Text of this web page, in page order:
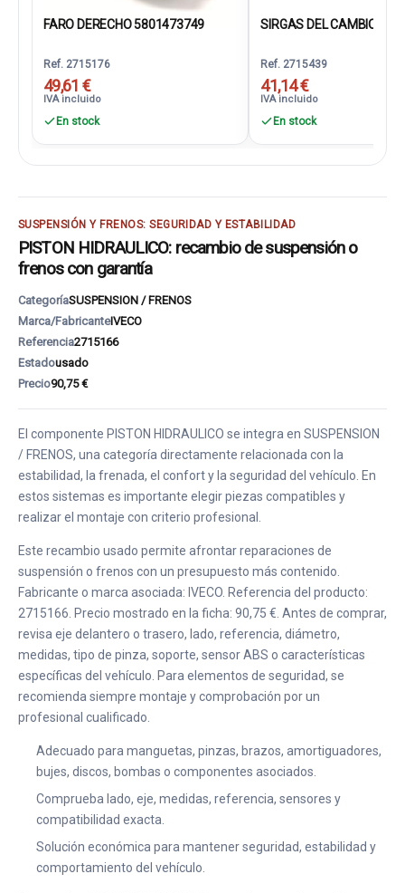
FARO DERECHO 5801473749
Ref. 2715176
49,61 €
IVA incluido
En stock
SIRGAS DEL CAMBIO
Ref. 2715439
41,14 €
IVA incluido
En stock
SUSPENSIÓN Y FRENOS: SEGURIDAD Y ESTABILIDAD
PISTON HIDRAULICO: recambio de suspensión o
frenos con garantía
CategoríaSUSPENSION / FRENOS
Marca/FabricanteIVECO
Referencia2715166
Estadousado
Precio90,75 €
El componente PISTON HIDRAULICO se integra en SUSPENSION
/ FRENOS, una categoría directamente relacionada con la
estabilidad, la frenada, el confort y la seguridad del vehículo. En
estos sistemas es importante elegir piezas compatibles y
realizar el montaje con criterio profesional.
Este recambio usado permite afrontar reparaciones de
suspensión o frenos con un presupuesto más contenido.
Fabricante o marca asociada: IVECO. Referencia del producto:
2715166. Precio mostrado en la ficha: 90,75 €. Antes de comprar,
revisa eje delantero o trasero, lado, referencia, diámetro,
medidas, tipo de pinza, soporte, sensor ABS o características
específicas del vehículo. Para elementos de seguridad, se
recomienda siempre montaje y comprobación por un
profesional cualificado.
Adecuado para manguetas, pinzas, brazos, amortiguadores,
bujes, discos, bombas o componentes asociados.
Comprueba lado, eje, medidas, referencia, sensores y
compatibilidad exacta.
Solución económica para mantener seguridad, estabilidad y
comportamiento del vehículo.